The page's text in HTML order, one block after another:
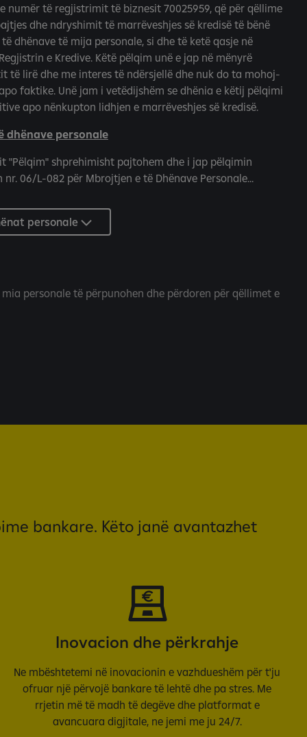
numër të regjistrimit të biznesit 70025959, që për qëllime
dhe ndryshimit të marrëveshjes së kredisë të bënë
dhënave të mija personale, si dhe të ketë qasje në
e Kredive. Këtë pëlqim unë e jap në mënyrë
të lirë dhe me interes të ndërsjellë dhe nuk do ta mohoj-
faktike. Unë jam i vetëdijshëm se dhënia e këtij pëlqimi
apo nënkupton lidhjen e marrëveshjes së kredisë.
dhënave personale
"Pëlqim" shprehimisht pajtohem dhe i jap pëlqimin
06/L-082 për Mbrojtjen e të Dhënave Personale...
personale
personale të përpunohen dhe përdoren për qëllimet e
bankare. Këto janë avantazhet
Inovacion dhe përkrahje
Ne mbështetemi në inovacionin e vazhdueshëm për t'ju
ofruar një përvojë bankare të lehtë dhe pa stres. Me
rrjetin më të madh të degëve dhe platformat e
avancuara digjitale, ne jemi me ju 24/7.